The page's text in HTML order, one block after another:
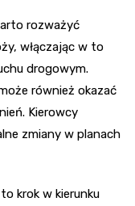
rozważyć
włączając w to
drogowym.
również okazać
Kierowcy
zmiany w planach
krok w kierunku